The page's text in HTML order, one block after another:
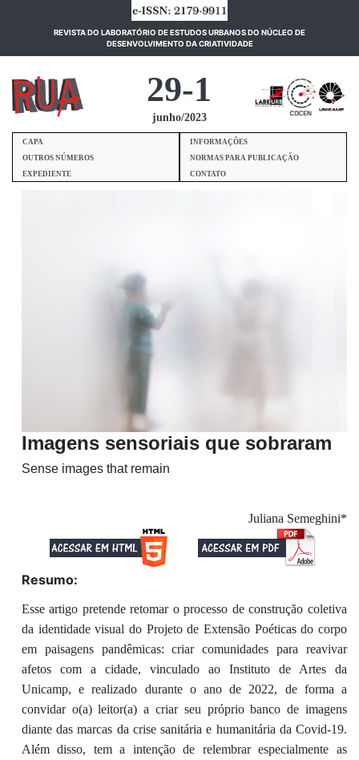
REVISTA DO LABORATÓRIO DE ESTUDOS URBANOS DO NÚCLEO DE
DESENVOLVIMENTO DA CRIATIVIDADE(current)
29-1
junho/2023
CAPA
INFORMAÇÕES
OUTROS NÚMEROS
NORMAS PARA PUBLICAÇÃO
EXPEDIENTE
CONTATO
Imagens sensoriais que sobraram
Sense images that remain
Juliana Semeghini*
Resumo:
Esse artigo pretende retomar o processo de construção coletiva
da identidade visual do Projeto de Extensão Poéticas do corpo
em paisagens pandêmicas: criar comunidades para reavivar
afetos com a cidade, vinculado ao Instituto de Artes da
Unicamp, e realizado durante o ano de 2022, de forma a
convidar o(a) leitor(a) a criar seu próprio banco de imagens
diante das marcas da crise sanitária e humanitária da Covid-19.
Além disso, tem a intenção de relembrar especialmente as